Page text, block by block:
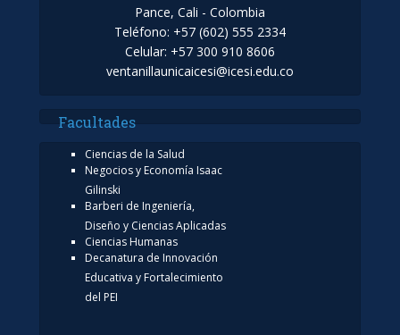
Pance, Cali - Colombia
Teléfono: +57 (602) 555 2334
Celular: +57 300 910 8606
ventanillaunicaicesi@icesi.edu.co
Facultades
Ciencias de la Salud
Negocios y Economía Isaac
Gilinski
Barberi de Ingeniería,
Diseño y Ciencias Aplicadas
Ciencias Humanas
Decanatura de Innovación
Educativa y Fortalecimiento
del PEI